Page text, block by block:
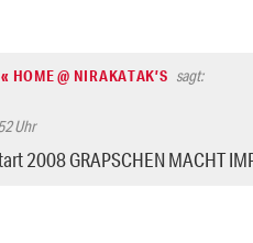
HOME @ NIRAKATAK’S sagt:
Uhr
2008 GRAPSCHEN MACHT